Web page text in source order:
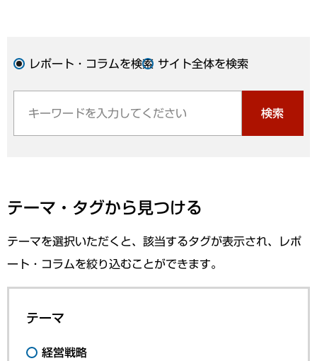
レポート・コラムを検索 サイト全体を検索
検索
テーマ・タグから見つける
テーマを選択いただくと、該当するタグが表示され、レポ
ート・コラムを絞り込むことができます。
テーマ
経営戦略